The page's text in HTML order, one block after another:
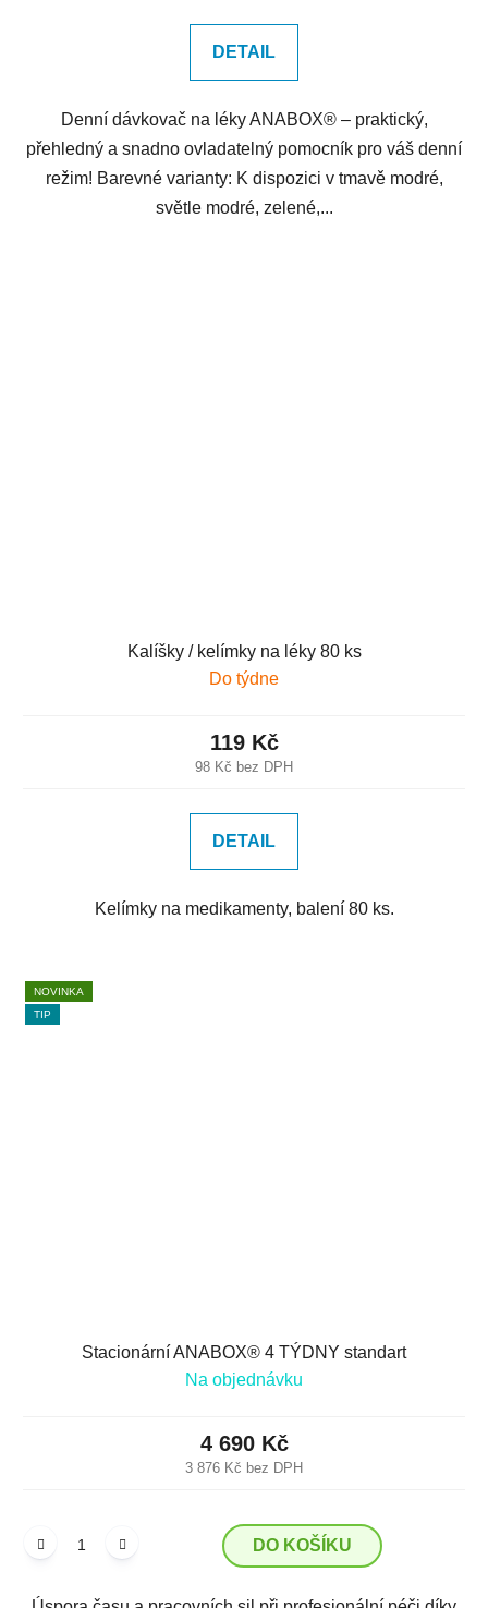
DETAIL
Denní dávkovač na léky ANABOX® – praktický,
přehledný a snadno ovladatelný pomocník pro váš denní
režim! Barevné varianty: K dispozici v tmavě modré,
světle modré, zelené,...
Kalíšky / kelímky na léky 80 ks
Do týdne
98 Kč bez DPH
119 Kč
DETAIL
Kelímky na medikamenty, balení 80 ks.
NOVINKA
TIP
Stacionární ANABOX® 4 TÝDNY standart
Na objednávku
3 876 Kč bez DPH
4 690 Kč
DO KOŠÍKU